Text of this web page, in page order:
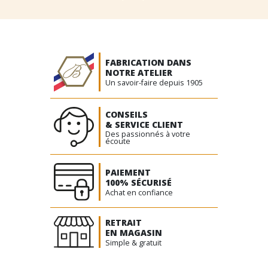
FABRICATION DANS
NOTRE ATELIER
Un savoir-faire depuis 1905
CONSEILS
& SERVICE CLIENT
Des passionnés à votre
écoute
PAIEMENT
100% SÉCURISÉ
Achat en confiance
RETRAIT
EN MAGASIN
Simple & gratuit